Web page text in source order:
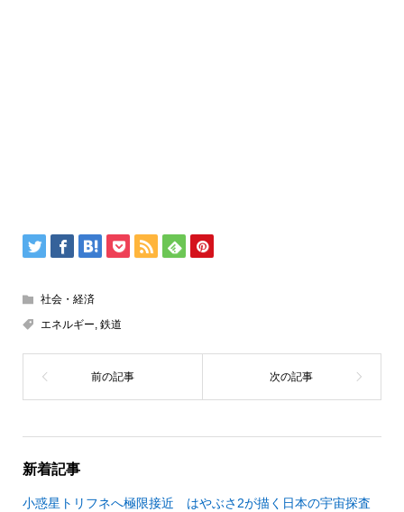
社会・経済
エネルギー, 鉄道
新着記事
小惑星トリフネへ極限接近 はやぶさ2が描く日本の宇宙探査